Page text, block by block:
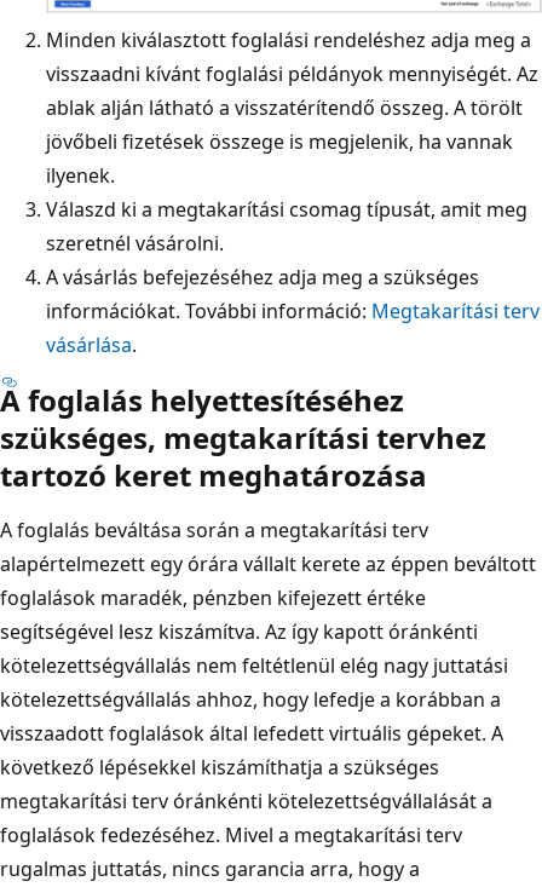
Minden kiválasztott foglalási rendeléshez adja meg a
visszaadni kívánt foglalási példányok mennyiségét. Az
ablak alján látható a visszatérítendő összeg. A törölt
jövőbeli fizetések összege is megjelenik, ha vannak
ilyenek.
Válaszd ki a megtakarítási csomag típusát, amit meg
szeretnél vásárolni.
A vásárlás befejezéséhez adja meg a szükséges
információkat. További információ: Megtakarítási terv
vásárlása.
A foglalás helyettesítéséhez
szükséges, megtakarítási tervhez
tartozó keret meghatározása
A foglalás beváltása során a megtakarítási terv
alapértelmezett egy órára vállalt kerete az éppen beváltott
foglalások maradék, pénzben kifejezett értéke
segítségével lesz kiszámítva. Az így kapott óránkénti
kötelezettségvállalás nem feltétlenül elég nagy juttatási
kötelezettségvállalás ahhoz, hogy lefedje a korábban a
visszaadott foglalások által lefedett virtuális gépeket. A
következő lépésekkel kiszámíthatja a szükséges
megtakarítási terv óránkénti kötelezettségvállalását a
foglalások fedezéséhez. Mivel a megtakarítási terv
rugalmas juttatás, nincs garancia arra, hogy a